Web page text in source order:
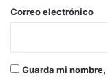
*
Correo electrónico
Guarda mi